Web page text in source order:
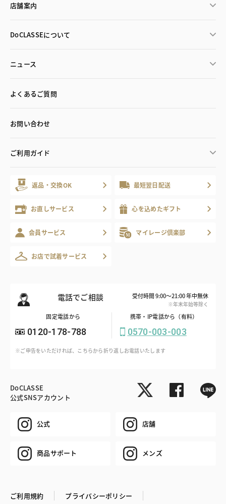
店舗案内
DoCLASSEについて
ニュース
よくあるご質問
お問い合わせ
ご利用ガイド
返品・交換OK 最短翌日配送
お直しサービス 心を込めたギフト
会員サービス マイレージ倶楽部
お店で試着サービス
電話でご相談 受付時間 9:00～21:00 年中無休
※年末年始等除く
固定電話から
0120-178-788
携帯・IP電話から（有料）
0570-003-003
※ご申告をいただければ、こちらから折り返しお電話いたします
DoCLASSE
公式SNSアカウント
公式 店舗
商品サポート メンズ
ご利用規約 プライバシーポリシー